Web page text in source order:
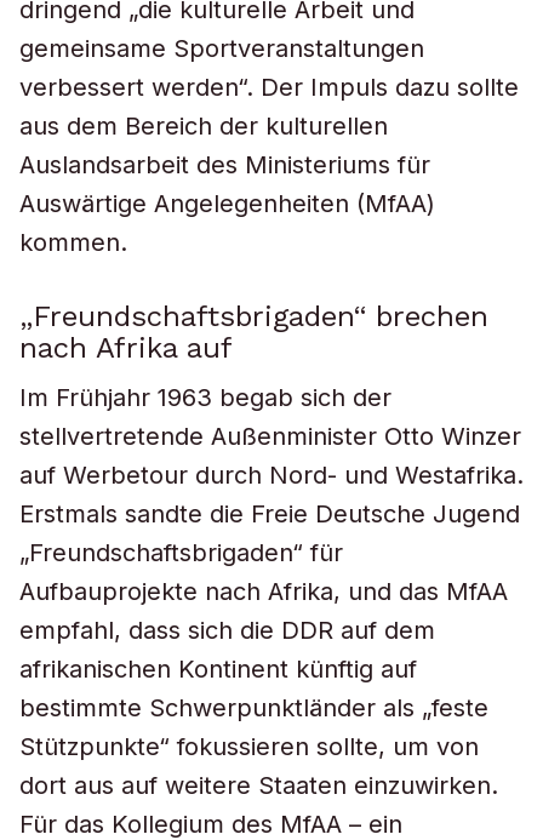
dringend „die kulturelle Arbeit und
gemeinsame Sportveranstaltungen
verbessert werden“. Der Impuls dazu sollte
aus dem Bereich der kulturellen
Auslandsarbeit des Ministeriums für
Auswärtige Angelegenheiten (MfAA)
kommen.
„Freundschaftsbrigaden“ brechen
nach Afrika auf
Im Frühjahr 1963 begab sich der
stellvertretende Außenminister Otto Winzer
auf Werbetour durch Nord- und Westafrika.
Erstmals sandte die Freie Deutsche Jugend
„Freundschaftsbrigaden“ für
Aufbauprojekte nach Afrika, und das MfAA
empfahl, dass sich die DDR auf dem
afrikanischen Kontinent künftig auf
bestimmte Schwerpunktländer als „feste
Stützpunkte“ fokussieren sollte, um von
dort aus auf weitere Staaten einzuwirken.
Für das Kollegium des MfAA – ein